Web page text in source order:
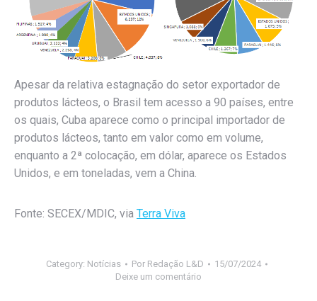
Apesar da relativa estagnação do setor exportador de
produtos lácteos, o Brasil tem acesso a 90 países, entre
os quais, Cuba aparece como o principal importador de
produtos lácteos, tanto em valor como em volume,
enquanto a 2ª colocação, em dólar, aparece os Estados
Unidos, e em toneladas, vem a China.
Fonte: SECEX/MDIC, via Terra Viva
Category: Notícias Por Redação L&D
15/07/2024
Deixe um comentário